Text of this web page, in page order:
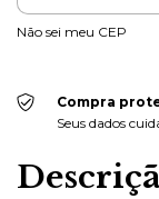
Não sei meu CEP
Compra
Seus dados